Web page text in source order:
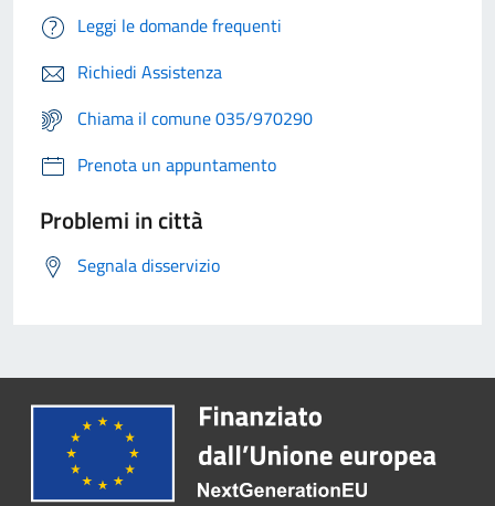
Leggi le domande frequenti
Richiedi Assistenza
Chiama il comune 035/970290
Prenota un appuntamento
Problemi in città
Segnala disservizio